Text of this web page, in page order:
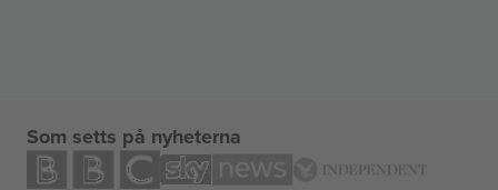
Som setts på nyheterna